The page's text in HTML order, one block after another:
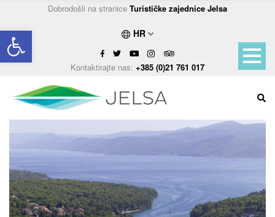
Open toolbar
Dobrodošli na stranice Turističke zajednice Jelsa
HR
Kontaktirajte nas: +385 (0)21 761 017